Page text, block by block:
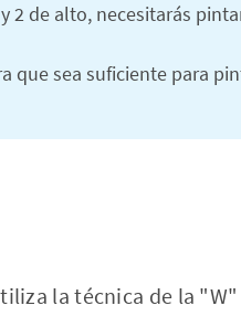
2 de alto, necesitarás
que sea suficiente para
la técnica de la